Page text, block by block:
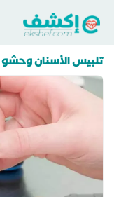
تلبيس الأسنان